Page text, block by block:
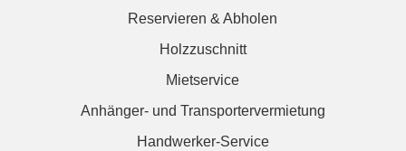
Reservieren & Abholen
Holzzuschnitt
Mietservice
Anhänger- und Transportervermietung
Handwerker-Service